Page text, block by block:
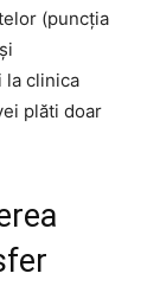
(puncția
la clinica
plăti doar